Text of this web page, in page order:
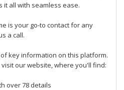
it all with seamless ease.
is your go-to contact for any
a call.
key information on this platform.
our website, where you'll find:
over 78 details